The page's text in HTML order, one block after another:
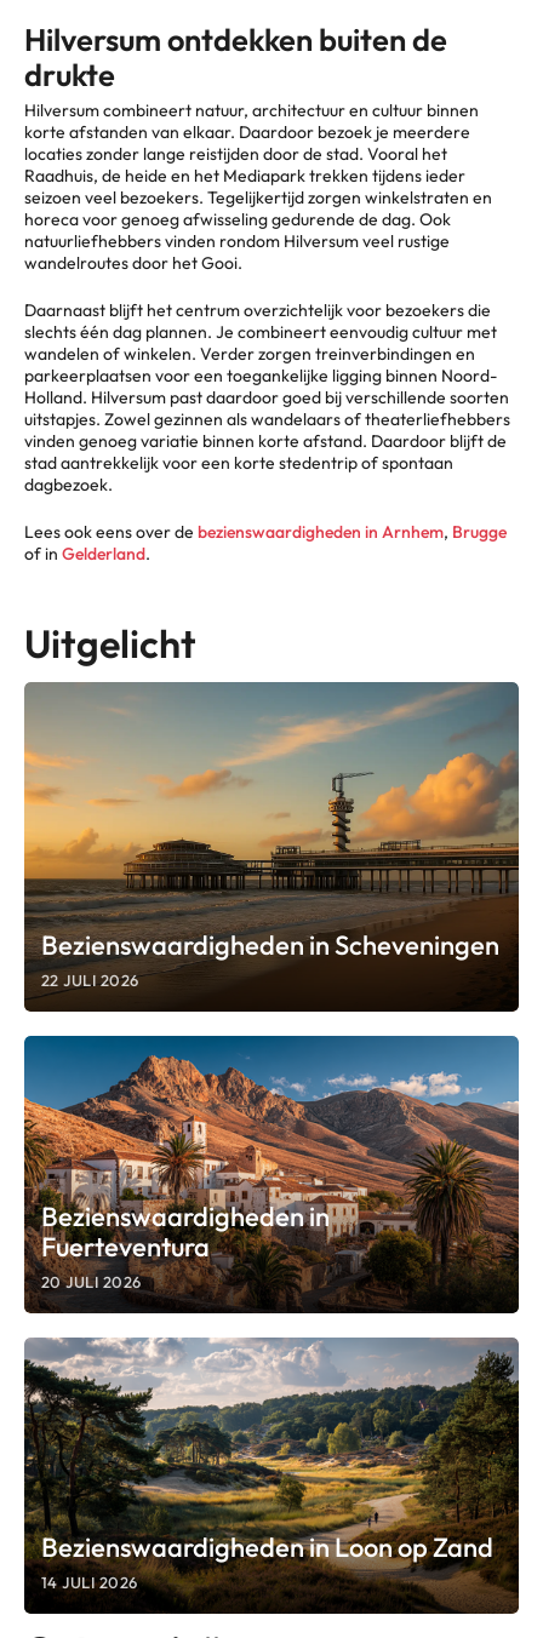
Hilversum ontdekken buiten de
drukte
Hilversum combineert natuur, architectuur en cultuur binnen
korte afstanden van elkaar. Daardoor bezoek je meerdere
locaties zonder lange reistijden door de stad. Vooral het
Raadhuis, de heide en het Mediapark trekken tijdens ieder
seizoen veel bezoekers. Tegelijkertijd zorgen winkelstraten en
horeca voor genoeg afwisseling gedurende de dag. Ook
natuurliefhebbers vinden rondom Hilversum veel rustige
wandelroutes door het Gooi.
Daarnaast blijft het centrum overzichtelijk voor bezoekers die
slechts één dag plannen. Je combineert eenvoudig cultuur met
wandelen of winkelen. Verder zorgen treinverbindingen en
parkeerplaatsen voor een toegankelijke ligging binnen Noord-
Holland. Hilversum past daardoor goed bij verschillende soorten
uitstapjes. Zowel gezinnen als wandelaars of theaterliefhebbers
vinden genoeg variatie binnen korte afstand. Daardoor blijft de
stad aantrekkelijk voor een korte stedentrip of spontaan
dagbezoek.
Lees ook eens over de bezienswaardigheden in Arnhem, Brugge
of in Gelderland.
Uitgelicht
Bezienswaardigheden in Scheveningen
22 JULI 2026
Bezienswaardigheden in
Fuerteventura
20 JULI 2026
Bezienswaardigheden in Loon op Zand
14 JULI 2026